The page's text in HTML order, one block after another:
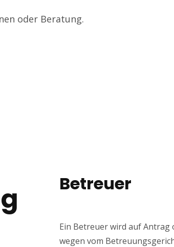
oder Beratung.
Betreuer
Ein Betreuer wird auf Antrag
wegen vom